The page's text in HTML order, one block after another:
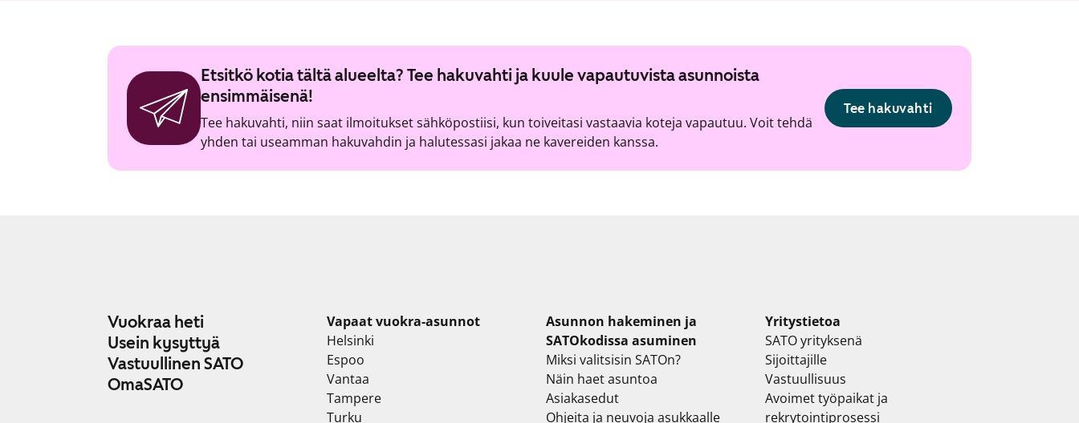
Etsitkö kotia tältä alueelta? Tee hakuvahti ja kuule vapautuvista asunnoista
ensimmäisenä!
Tee hakuvahti, niin saat ilmoitukset sähköpostiisi, kun toiveitasi vastaavia koteja vapautuu. Voit tehdä
yhden tai useamman hakuvahdin ja halutessasi jakaa ne kavereiden kanssa.
Tee hakuvahti
Vuokraa heti
Usein kysyttyä
Vastuullinen SATO
OmaSATO
Vapaat vuokra-asunnot
Helsinki
Espoo
Vantaa
Tampere
Turku
Asunnon hakeminen ja
SATOkodissa asuminen
Miksi valitsisin SATOn?
Näin haet asuntoa
Asiakasedut
Ohjeita ja neuvoja asukkaalle
Yritystietoa
SATO yrityksenä
Sijoittajille
Vastuullisuus
Avoimet työpaikat ja
rekrytointiprosessi